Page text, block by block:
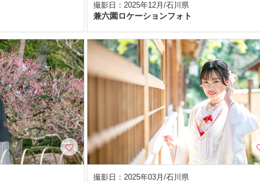
撮影日：2025年12月/石川県
兼六園ロケーションフォト
撮影日：2025年03月/石川県